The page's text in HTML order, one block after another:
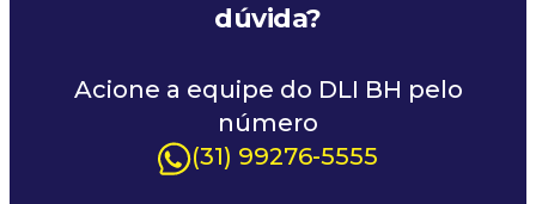
dúvida?
Acione a equipe do DLI BH pelo
número
(31) 99276-5555